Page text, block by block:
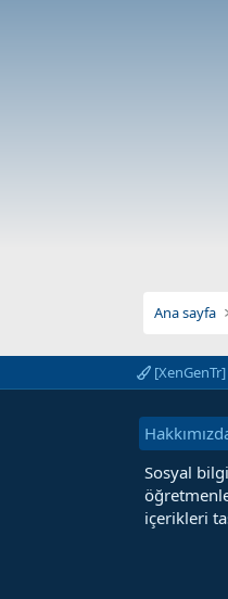
Ana sayfa
Sosyal
içerikleri